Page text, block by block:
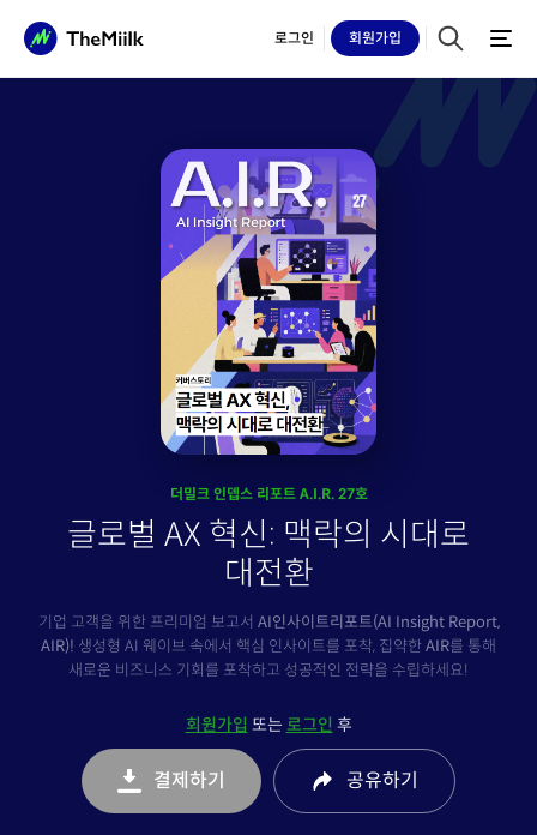
로그인 회원가입
더밀크 인뎁스 리포트 A.I.R. 27호
글로벌 AX 혁신: 맥락의 시대로
대전환
기업 고객을 위한 프리미엄 보고서 AI인사이트리포트(AI Insight Report,
AIR)! 생성형 AI 웨이브 속에서 핵심 인사이트를 포착, 집약한AIR를 통해
새로운 비즈니스 기회를 포착하고 성공적인 전략을 수립하세요!
회원가입 또는 로그인 후
결제하기 공유하기